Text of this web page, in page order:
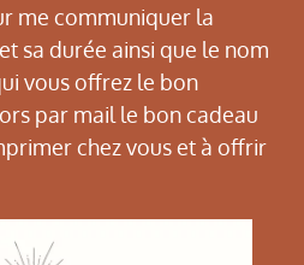
me communiquer la
sa durée ainsi que le nom
vous offrez le bon
par mail le bon cadeau
chez vous et à offrir